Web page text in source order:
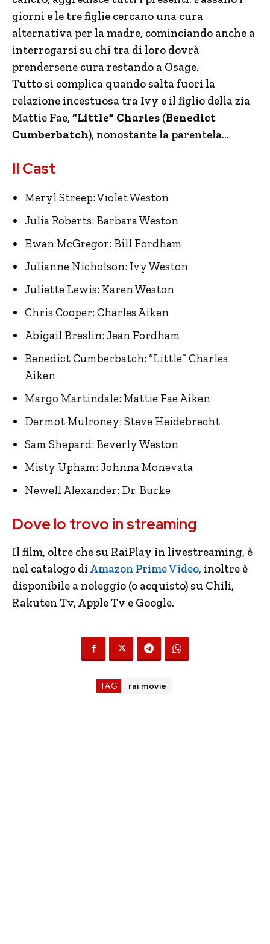
giorni e le tre figlie cercano una cura
alternativa per la madre, cominciando anche a
interrogarsi su chi tra di loro dovrà
prendersene cura restando a Osage.
Tutto si complica quando salta fuori la
relazione incestuosa tra Ivy e il figlio della zia
Mattie Fae, “Little” Charles (Benedict
Cumberbatch), nonostante la parentela…
Il Cast
Meryl Streep: Violet Weston
Julia Roberts: Barbara Weston
Ewan McGregor: Bill Fordham
Julianne Nicholson: Ivy Weston
Juliette Lewis: Karen Weston
Chris Cooper: Charles Aiken
Abigail Breslin: Jean Fordham
Benedict Cumberbatch: “Little” Charles
Aiken
Margo Martindale: Mattie Fae Aiken
Dermot Mulroney: Steve Heidebrecht
Sam Shepard: Beverly Weston
Misty Upham: Johnna Monevata
Newell Alexander: Dr. Burke
Dove lo trovo in streaming
Il film, oltre che su RaiPlay in livestreaming, è
nel catalogo di Amazon Prime Video, inoltre è
disponibile a noleggio (o acquisto) su Chili,
Rakuten Tv, Apple Tv e Google.
TAG rai movie